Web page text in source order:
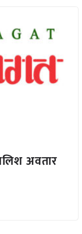
अवतार